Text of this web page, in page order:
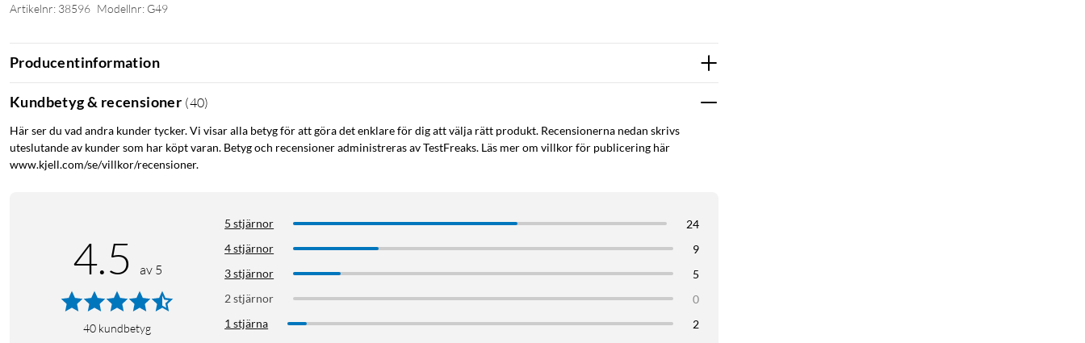
Artikelnr: 38596 Modellnr: G49
Producentinformation
Kundbetyg & recensioner (40)
Här ser du vad andra kunder tycker. Vi visar alla betyg för att göra det enklare för dig att välja rätt produkt. Recensionerna nedan skrivs
uteslutande av kunder som har köpt varan. Betyg och recensioner administreras av TestFreaks. Läs mer om villkor för publicering här
www.kjell.com/se/villkor/recensioner.
4.5 av 5
40 kundbetyg
5 stjärnor
24
4 stjärnor
9
3 stjärnor
5
2 stjärnor
0
1 stjärna
2